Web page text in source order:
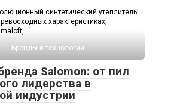
синтетический утеплитель!
характеристиках,
Бренды и технологии
Salomon: от пил
лидерства в
индустрии